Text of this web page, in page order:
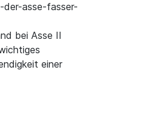
asse-fasser-
bei Asse II
einer